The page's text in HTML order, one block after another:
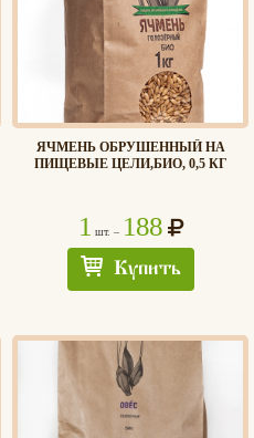
ЯЧМЕНЬ ОБРУШЕННЫЙ НА
ПИЩЕВЫЕ ЦЕЛИ,БИО, 0,5 КГ
1 шт. – 188
Купить